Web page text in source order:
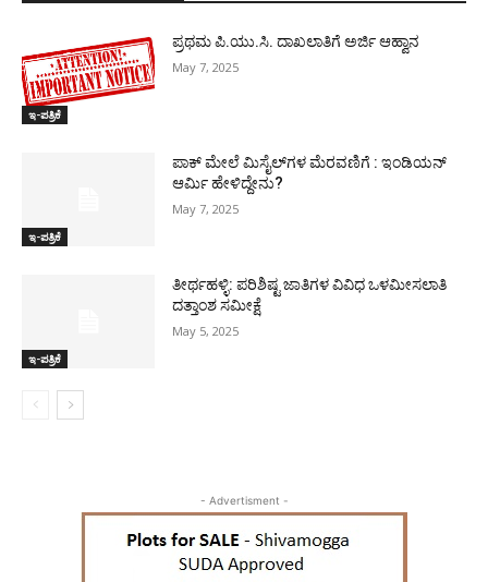
ಇ-ಪತ್ರಿಕೆ
ಪ್ರಥಮ ಪಿ.ಯು.ಸಿ. ದಾಖಲಾತಿಗೆ ಅರ್ಜಿ ಆಹ್ವಾನ
May 7, 2025
ಇ-ಪತ್ರಿಕೆ
ಪಾಕ್​ ಮೇಲೆ ಮಿಸೈಲ್​ಗಳ ಮೆರವಣಿಗೆ : ಇಂಡಿಯನ್
ಆರ್ಮಿ ಹೇಳಿದ್ದೇನು?
May 7, 2025
ಇ-ಪತ್ರಿಕೆ
ತೀರ್ಥಹಳ್ಳಿ: ಪರಿಶಿಷ್ಟ ಜಾತಿಗಳ ವಿವಿಧ ಒಳಮೀಸಲಾತಿ
ದತ್ತಾಂಶ ಸಮೀಕ್ಷೆ
May 5, 2025
- Advertisment -